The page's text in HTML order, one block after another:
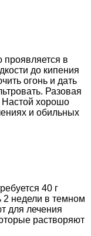
в
до кипения
огонь и дать
Разовая
Настой хорошо
и обильных
40 г
недели в темном
для лечения
растворяют